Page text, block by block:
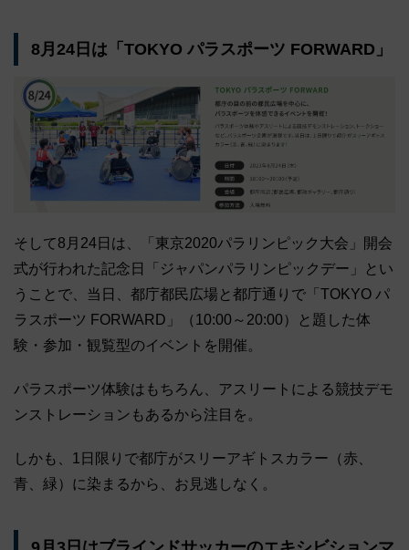
8月24日は「TOKYO パラスポーツ FORWARD」
そして8月24日は、「東京2020パラリンピック大会」開会
式が行われた記念日「ジャパンパラリンピックデー」とい
うことで、当日、都庁都民広場と都庁通りで「TOKYO パ
ラスポーツ FORWARD」（10:00～20:00）と題した体
験・参加・観覧型のイベントを開催。
パラスポーツ体験はもちろん、アスリートによる競技デモ
ンストレーションもあるから注目を。
しかも、1日限りで都庁がスリーアギトスカラー（赤、
青、緑）に染まるから、お見逃しなく。